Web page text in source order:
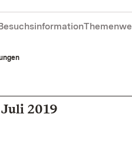
Juli 2019